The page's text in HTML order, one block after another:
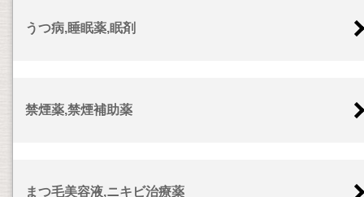
うつ病,睡眠薬,眠剤
禁煙薬,禁煙補助薬
まつ毛美容液,ニキビ治療薬